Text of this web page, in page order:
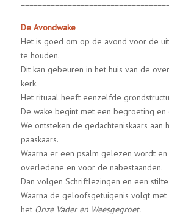
De Avondwake
Het is goed om op de avond voor de
te houden.
Dit kan gebeuren in het huis van de
kerk.
Het rituaal heeft eenzelfde
De wake begint met een begroeting
We ontsteken de gedachteniskaars aan
paaskaars.
Waarna er een psalm gelezen wordt
overledene en voor de nabestaanden.
Dan volgen Schriftlezingen en een
Waarna de geloofsgetuigenis volgt
het Onze Vader en Weesgegroet.